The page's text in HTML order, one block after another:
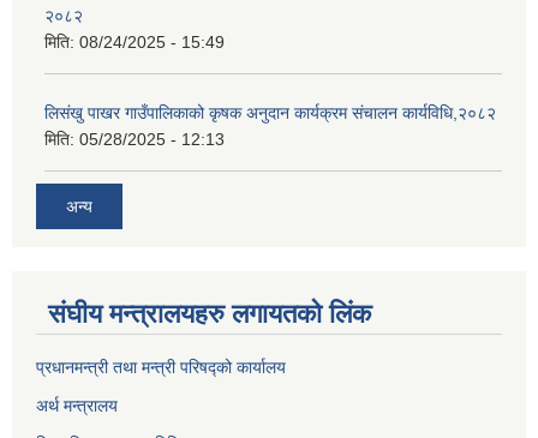
२०८२
मिति: 08/24/2025 - 15:49
लिसंखु पाखर गाउँपालिकाको कृषक अनुदान कार्यक्रम संचालन कार्यविधि,२०८२
मिति: 05/28/2025 - 12:13
अन्य
संघीय मन्त्रालयहरु लगायतको लिंक
प्रधानमन्त्री तथा मन्त्री परिषद्को कार्यालय
अर्थ मन्त्रालय